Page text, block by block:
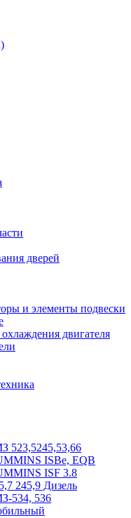
дверей
и элементы подвески
двигателя
523,5245,53,66
ISBe, EQB
ISF 3.8
245,9 Дизель
534, 536